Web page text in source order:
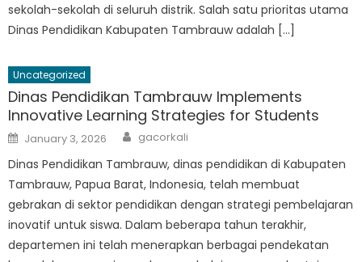
sekolah-sekolah di seluruh distrik. Salah satu prioritas utama
Dinas Pendidikan Kabupaten Tambrauw adalah […]
Uncategorized
Dinas Pendidikan Tambrauw Implements
Innovative Learning Strategies for Students
Posted
on
January 3, 2026 Author
gacorkali
Dinas Pendidikan Tambrauw, dinas pendidikan di Kabupaten
Tambrauw, Papua Barat, Indonesia, telah membuat
gebrakan di sektor pendidikan dengan strategi pembelajaran
inovatif untuk siswa. Dalam beberapa tahun terakhir,
departemen ini telah menerapkan berbagai pendekatan